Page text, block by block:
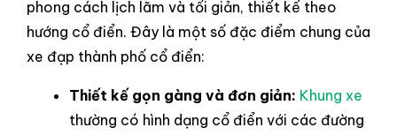
phong cách lịch lãm và tối giản, thiết kế theo
hướng cổ điển. Đây là một số đặc điểm chung của
xe đạp thành phố cổ điển:
Thiết kế gọn gàng và đơn giản: Khung xe
thường có hình dạng cổ điển với các đường